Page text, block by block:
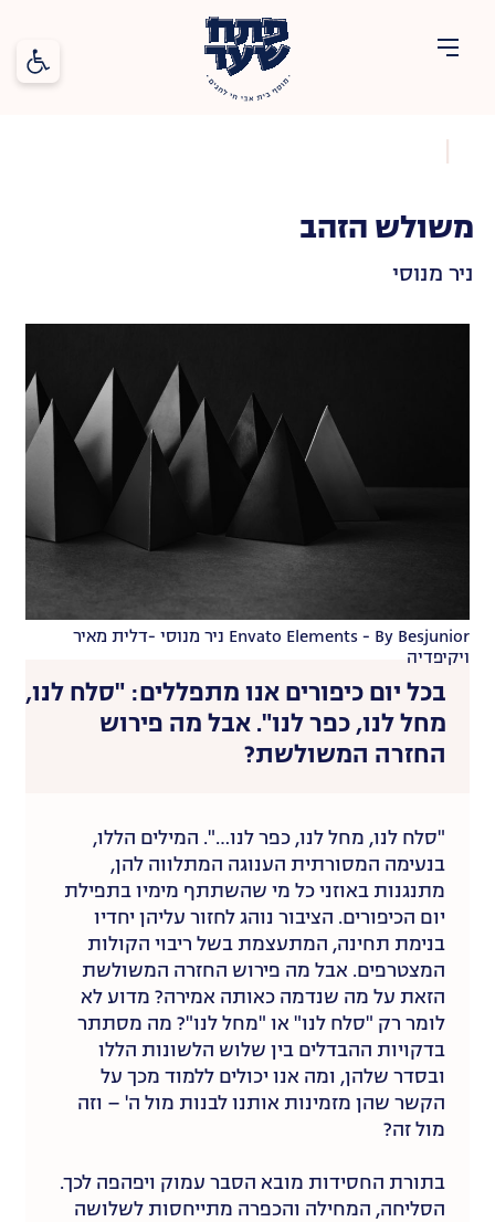
פתח
משולש הזהב
ניר מנוסי
Envato Elements - By Besjunior ניר מנוסי -דלית מאיר
ויקיפדיה
בכל יום כיפורים אנו מתפללים: "סלח לנו,
מחל לנו, כפר לנו". אבל מה פירוש
החזרה המשולשת?
"סלח לנו, מחל לנו, כפר לנו…". המילים הללו,
בנעימה המסורתית הענוגה המתלווה להן,
מתנגנות באוזני כל מי שהשתתף מימיו בתפילת
יום הכיפורים. הציבור נוהג לחזור עליהן יחדיו
בנימת תחינה, המתעצמת בשל ריבוי הקולות
המצטרפים. אבל מה פירוש החזרה המשולשת
הזאת על מה שנדמה כאותה אמירה? מדוע לא
לומר רק "סלח לנו" או "מחל לנו"? מה מסתתר
בדקויות ההבדלים בין שלוש הלשונות הללו
ובסדר שלהן, ומה אנו יכולים ללמוד מכך על
הקשר שהן מזמינות אותנו לבנות מול ה' – וזה
מול זה?
בתורת החסידות מובא הסבר עמוק ויפהפה לכך.
הסליחה, המחילה והכפרה מתייחסות לשלושה